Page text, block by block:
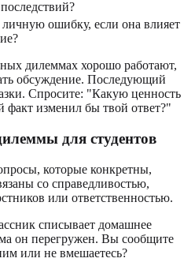
ошибку, если она влияет
дилеммах хорошо работают,
обсуждение. Последующий
Спросите: "Какую ценность
изменил бы твой ответ?"
для студентов
которые конкретны,
со справедливостью,
или ответственностью.
списывает домашнее
он перегружен. Вы сообщите
или не вмешаетесь?